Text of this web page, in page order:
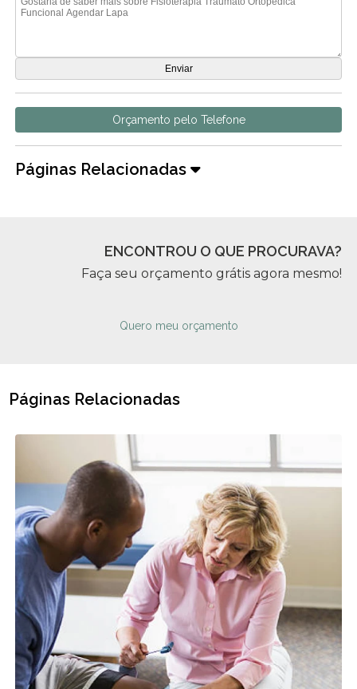
Orçamento pelo Telefone
Páginas Relacionadas
ENCONTROU O QUE PROCURAVA?
Faça seu orçamento grátis agora mesmo!
Quero meu orçamento
Páginas Relacionadas